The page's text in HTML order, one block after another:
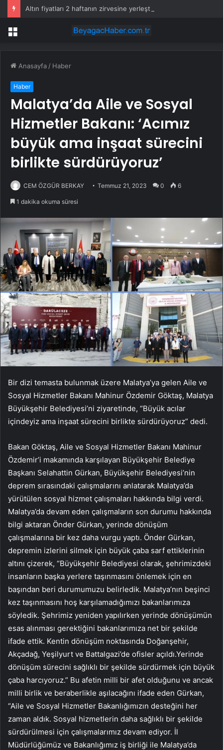
Altın fiyatları 2 haftanın zirvesine yerleşti
Menü
Anasayfa / Haber
Haber
Malatya’da Aile ve Sosyal
Hizmetler Bakanı: ‘Acımız
büyük ama inşaat sürecini
birlikte sürdürüyoruz’
CEM ÖZGÜR BERKAY Temmuz 21, 2023 0 6
1 dakika okuma süresi
Bir dizi temasta bulunmak üzere Malatya’ya gelen Aile ve
Sosyal Hizmetler Bakanı Mahinur Özdemir Göktaş, Malatya
Büyükşehir Belediyesi’ni ziyaretinde, “Büyük acılar
içindeyiz ama inşaat sürecini birlikte sürdürüyoruz” dedi.
Bakan Göktaş, Aile ve Sosyal Hizmetler Bakanı Mahinur
Özdemir’i makamında karşılayan Büyükşehir Belediye
Başkanı Selahattin Gürkan, Büyükşehir Belediyesi’nin
deprem sırasındaki çalışmalarını anlatarak Malatya’da
yürütülen sosyal hizmet çalışmaları hakkında bilgi verdi.
Malatya’da devam eden çalışmaların son durumu hakkında
bilgi aktaran Önder Gürkan, yerinde dönüşüm
çalışmalarına bir kez daha vurgu yaptı. Önder Gürkan,
depremin izlerini silmek için büyük çaba sarf ettiklerinin
altını çizerek, “Büyükşehir Belediyesi olarak, şehrimizdeki
insanların başka yerlere taşınmasını önlemek için en
başından beri durumumuzu belirledik. Malatya’nın beşinci
kez taşınmasını hoş karşılamadığımızı bakanlarımıza
söyledik. Şehrimiz yeniden yapılırken yerinde dönüşümün
esas alınması gerektiğini bakanlarımıza net bir şekilde
ifade ettik. Kentin dönüşüm noktasında Doğanşehir,
Akçadağ, Yeşilyurt ve Battalgazi’de ofisler açıldı.Yerinde
dönüşüm sürecini sağlıklı bir şekilde sürdürmek için büyük
çaba harcıyoruz.” Bu afetin milli bir afet olduğunu ve ancak
milli birlik ve beraberlikle aşılacağını ifade eden Gürkan,
“Aile ve Sosyal Hizmetler Bakanlığımızın desteğini her
zaman aldık. Sosyal hizmetlerin daha sağlıklı bir şekilde
sürdürülmesi için çalışmalarımız devam ediyor. İl
Müdürlüğümüz ve Bakanlığımız iş birliği ile Malatya’da